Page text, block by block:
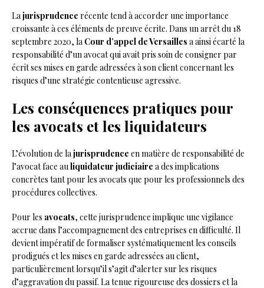
La jurisprudence récente tend à accorder une importance
croissante à ces éléments de preuve écrite. Dans un arrêt du 18
septembre 2020, la Cour d’appel de Versailles a ainsi écarté la
responsabilité d’un avocat qui avait pris soin de consigner par
écrit ses mises en garde adressées à son client concernant les
risques d’une stratégie contentieuse agressive.
Les conséquences pratiques pour
les avocats et les liquidateurs
L’évolution de la jurisprudence en matière de responsabilité de
l’avocat face auliquidateur judiciaire a des implications
concrètes tant pour les avocats que pour les professionnels des
procédures collectives.
Pour les avocats, cette jurisprudence implique une vigilance
accrue dans l’accompagnement des entreprises en difficulté. Il
devient impératif de formaliser systématiquement les conseils
prodigués et les mises en garde adressées au client,
particulièrement lorsqu’il s’agit d’alerter sur les risques
d’aggravation du passif. La tenue rigoureuse des dossiers et la